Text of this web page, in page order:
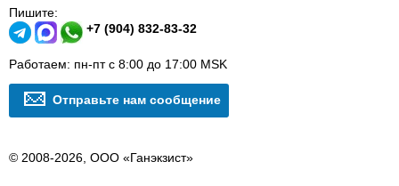
Пишите:
+7 (904) 832-83-32
Работаем: пн-пт с 8:00 до 17:00 MSK
Отправьте нам сообщение
© 2008-2026, ООО «Ганэкзист»